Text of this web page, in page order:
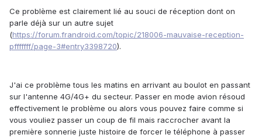
Ce problème est clairement lié au souci de réception dont on
parle déjà sur un autre sujet
(https://forum.frandroid.com/topic/218006-mauvaise-reception-
pfffffff/page-3#entry3398720).
J'ai ce problème tous les matins en arrivant au boulot en passant
sur l'antenne 4G/4G+ du secteur. Passer en mode avion résoud
effectivement le problème ou alors vous pouvez faire comme si
vous vouliez passer un coup de fil mais raccrocher avant la
première sonnerie juste histoire de forcer le téléphone à passer